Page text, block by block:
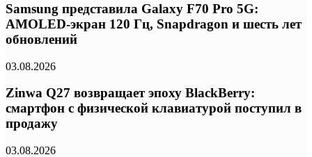
Samsung представила Galaxy F70 Pro 5G:
AMOLED-экран 120 Гц, Snapdragon и шесть лет
обновлений
03.08.2026
Zinwa Q27 возвращает эпоху BlackBerry:
смартфон с физической клавиатурой поступил в
продажу
03.08.2026